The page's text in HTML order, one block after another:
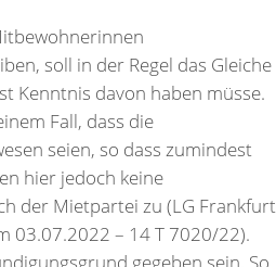
soll in der Regel das Gleiche
Kenntnis davon haben müsse.
Fall, dass die
seien, so dass zumindest
hier jedoch keine
der Mietpartei zu (LG Frankfurt
03.07.2022 – 14 T 7020/22).
gegeben sein. So